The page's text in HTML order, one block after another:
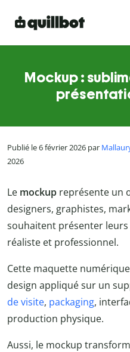
Mockup :
Publié le 6 février 2026 par
2026
Le mockup représente un
designers, graphistes,
souhaitent présenter
réaliste et professionnel.
Cette maquette
design appliqué sur un
de visite, packaging,
production physique.
Aussi, le mockup